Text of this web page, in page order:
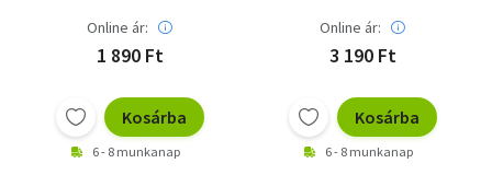
Online ár:
1 890 Ft
Kosárba
6 - 8 munkanap
Online ár:
3 190 Ft
Kosárba
6 - 8 munkanap